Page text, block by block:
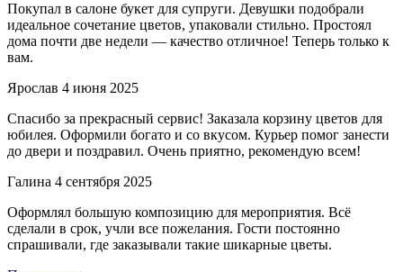
Покупал в салоне букет для супруги. Девушки подобрали
идеальное сочетание цветов, упаковали стильно. Простоял
дома почти две недели — качество отличное! Теперь только к
вам.
Ярослав 4 июня 2025
Спасибо за прекрасный сервис! Заказала корзину цветов для
юбилея. Оформили богато и со вкусом. Курьер помог занести
до двери и поздравил. Очень приятно, рекомендую всем!
Галина 4 сентября 2025
Оформлял большую композицию для мероприятия. Всё
сделали в срок, учли все пожелания. Гости постоянно
спрашивали, где заказывали такие шикарные цветы.